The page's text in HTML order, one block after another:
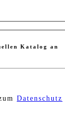
Katalog an
Datenschutz